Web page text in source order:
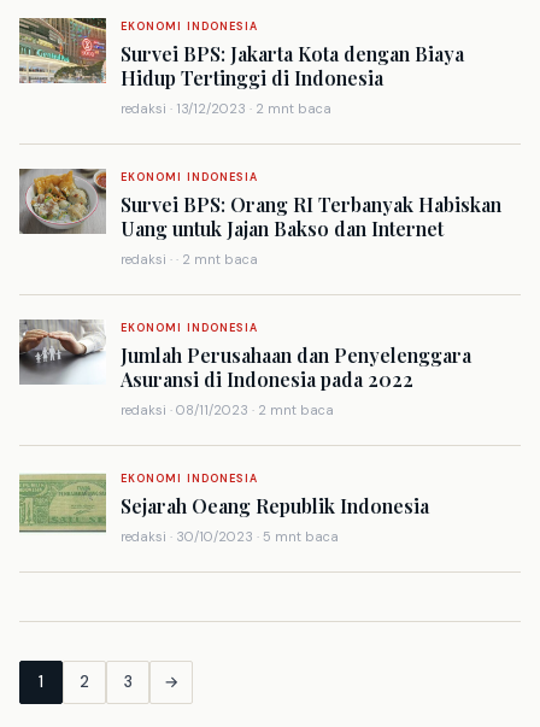
EKONOMI INDONESIA
Survei BPS: Jakarta Kota dengan Biaya
Hidup Tertinggi di Indonesia
redaksi · 13/12/2023 · 2 mnt baca
EKONOMI INDONESIA
Survei BPS: Orang RI Terbanyak Habiskan
Uang untuk Jajan Bakso dan Internet
redaksi · · 2 mnt baca
EKONOMI INDONESIA
Jumlah Perusahaan dan Penyelenggara
Asuransi di Indonesia pada 2022
redaksi · 08/11/2023 · 2 mnt baca
EKONOMI INDONESIA
Sejarah Oeang Republik Indonesia
redaksi · 30/10/2023 · 5 mnt baca
1 2 3 →